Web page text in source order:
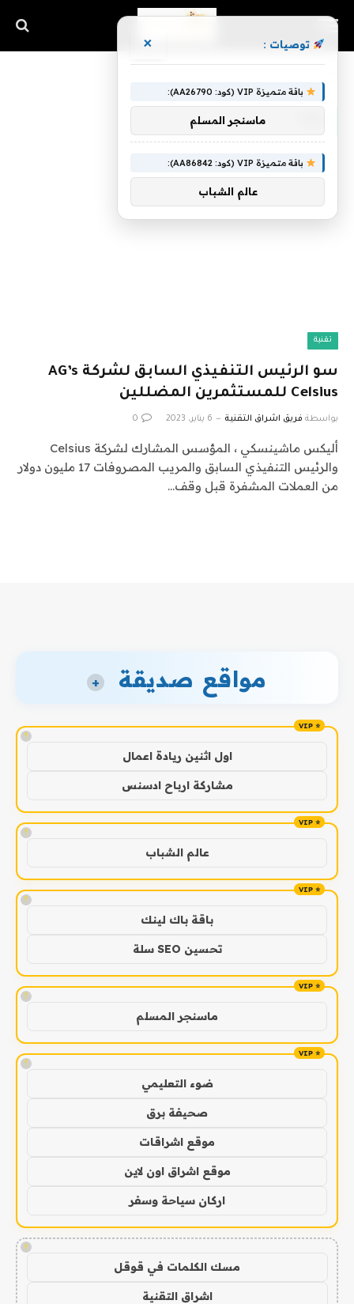
تقنية
سو الرئيس التنفيذي السابق لشركة AG’s
Celsius للمستثمرين المضللين
بواسطة فريق اشراق التقنية 6 يناير، 2023 0
أليكس ماشينسكي ، المؤسس المشارك لشركة Celsius
والرئيس التنفيذي السابق والمريب المصروفات 17 مليون دولار
من العملات المشفرة قبل وقف…
مواقع صديقة +
!
اول اثنين ريادة اعمال
مشاركة ارباح ادسنس
!
عالم الشباب
!
باقة باك لينك
تحسين SEO سلة
!
ماسنجر المسلم
!
ضوء التعليمي
صحيفة برق
موقع اشراقات
موقع اشراق اون لاين
اركان سياحة وسفر
!
مسك الكلمات في قوقل
اشراق التقنية
توصيات : ×
باقة متميزة VIP (كود: AA26790):
ماسنجر المسلم
باقة متميزة VIP (كود: AA86842):
عالم الشباب